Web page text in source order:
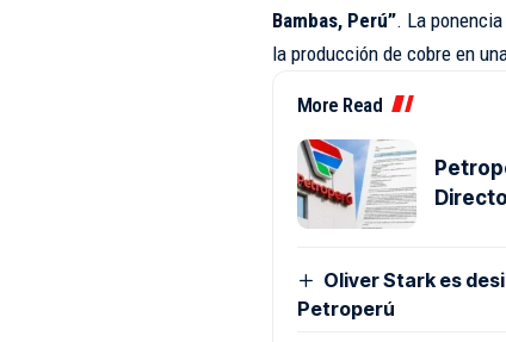
Bambas, Perú”. La
la producción de cobre en
More Read
Oliver Stark es
Petroperú